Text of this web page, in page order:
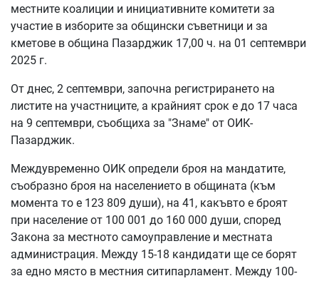
местните коалиции и инициативните комитети за
участие в изборите за общински съветници и за
кметове в община Пазарджик 17,00 ч. на 01 септември
2025 г.
От днес, 2 септември, започна регистрирането на
листите на участниците, а крайният срок е до 17 часа
на 9 септември, съобщиха за "Знаме" от ОИК-
Пазарджик.
Междувременно ОИК определи броя на мандатите,
съобразно броя на населението в общината (към
момента то е 123 809 души), на 41, какъвто е броят
при население от 100 001 до 160 000 души, според
Закона за местното самоуправление и местната
администрация. Между 15-18 кандидати ще се борят
за едно място в местния ситипарламент. Между 100-